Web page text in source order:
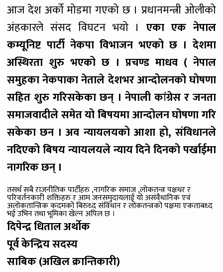
आज देश अर्को मोडमा गएको छ । प्रधानमन्त्री ओलीको
अंहकारले संसद विघटन भयो ।एका एक नेपाल
कम्यूनिष्ट पार्टी नेकपा विभाजन भएको छ । देशमा
अस्थिरता शुरु भएको छ । प्रचण्ड माधव ( नेपाल
समुहका नेकपाका नेताले देशभर आन्दोलनको घोषणा
सहित शुरु गरिसकेका छन् । नेपाली कांग्रेस र जनता
समाजवादीले समेत यो बिषयमा आन्दोलन घोषणा गरि
सकेका छन । अव न्यायलयको आशा हो, संविधानले
नदिएको बिषय न्यायलयले न्याय दिने दिनको पर्खाईमा
नागरिक छन् ।
तसर्थ सबै राजनीतिक पार्टीहरु ,नागरिक समाज ,लोकतन्त्र पक्षधर र
परिवर्तनकारी शक्तिहरु र आम जनसमुदायलाई यो असंवैधानिक एवं
अलोकतान्त्रिक कदमको बिरुध्द संविधान र लोकतन्त्रको पक्षमा एकताबध्द
भई उभिन तथा भूमिका खेल्न अपिल छ ।
दिपेन्द्र धिताल अर्थोक
पूर्व केन्द्रिय सदस्य
साबिक (अखिल क्रान्तिकारी)